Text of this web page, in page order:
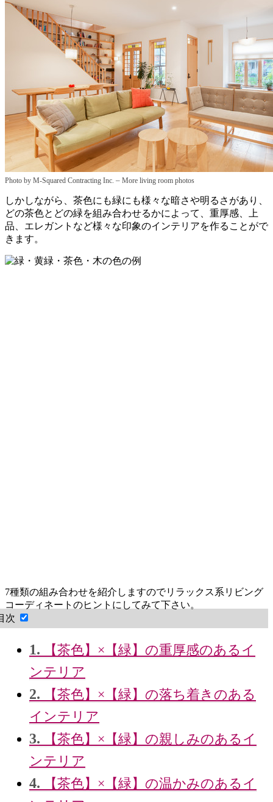
Photo by M-Squared Contracting Inc. – More living room photos
しかしながら、茶色にも緑にも様々な暗さや明るさがあり、
どの茶色とどの緑を組み合わせるかによって、重厚感、上
品、エレガントなど様々な印象のインテリアを作る ことがで
きます。
7種類の組み合わせを紹介しますのでリラックス系リビング
コーディネートのヒントにしてみて下さい。
次
1. 【茶色】×【緑】の重厚感のあるイ
ンテリア
2. 【茶色】×【緑】の落ち着きのある
インテリア
3. 【茶色】×【緑】の親しみのあるイ
ンテリア
4. 【茶色】×【緑】の温かみのあるイ